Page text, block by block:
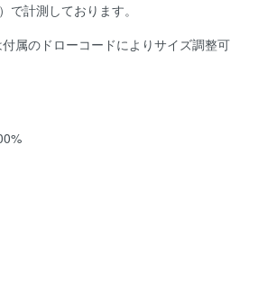
で計測しております。
属のドローコードによりサイズ調整可